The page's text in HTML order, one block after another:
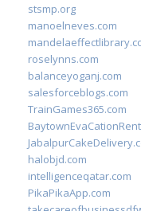
stsmp.org
manoelneves.com
roselynns.com
balanceyoganj.com
salesforceblogs.com
TrainGames365.com
halobjd.com
intelligenceqatar.com
PikaPikaApp.com